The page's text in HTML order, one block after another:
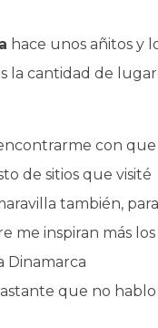
hace unos añitos y
la cantidad de
con que
de sitios que visité
también, para
me inspiran más los
Dinamarca
que no hablo